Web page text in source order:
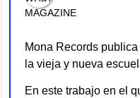
Mona Records
la vieja y nueva
En este trabajo en el